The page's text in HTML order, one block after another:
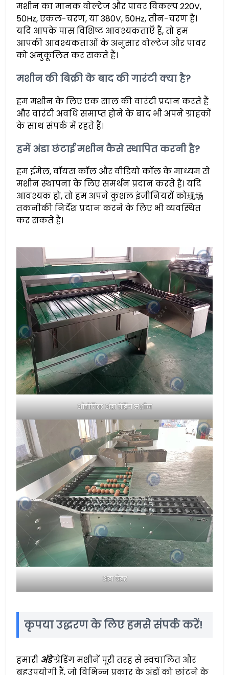
मशीन का मानक वोल्टेज और पावर विकल्प 220V,
50Hz, एकल-चरण, या 380V, 50Hz, तीन-चरण हैं।
यदि आपके पास विशिष्ट आवश्यकताएँ हैं, तो हम
आपकी आवश्यकताओं के अनुसार वोल्टेज और पावर
को अनुकूलित कर सकते हैं।
मशीन की बिक्री के बाद की गारंटी क्या है?
हम मशीन के लिए एक साल की वारंटी प्रदान करते हैं
और वारंटी अवधि समाप्त होने के बाद भी अपने ग्राहकों
के साथ संपर्क में रहते हैं।
हमें अंडा छंटाई मशीन कैसे स्थापित करनी है?
हम ईमेल, वॉयस कॉल और वीडियो कॉल के माध्यम से
मशीन स्थापना के लिए समर्थन प्रदान करते हैं। यदि
आवश्यक हो, तो हम अपने कुशल इंजीनियरों को现场
तकनीकी निर्देश प्रदान करने के लिए भी व्यवस्थित
कर सकते हैं।
औद्योगिक अंडा ग्रेडिंग मशीन
अंडा ग्रेडर
कृपया उद्धरण के लिए हमसे संपर्क करें!
हमारी अंडेग्रेडिंग मशीनें पूरी तरह से स्वचालित और
बहुउपयोगी हैं, जो विभिन्न प्रकार के अंडों को छांटने के